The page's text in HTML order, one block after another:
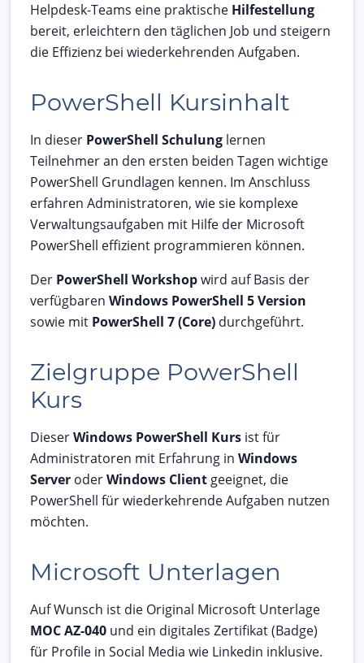
Helpdesk-Teams eine praktische Hilfestellung
bereit, erleichtern den täglichen Job und steigern
die Effizienz bei wiederkehrenden Aufgaben.
PowerShell Kursinhalt
In dieser PowerShell Schulung lernen
Teilnehmer an den ersten beiden Tagen wichtige
PowerShell Grundlagen kennen. Im Anschluss
erfahren Administratoren, wie sie komplexe
Verwaltungsaufgaben mit Hilfe der Microsoft
PowerShell effizient programmieren können.
Der PowerShell Workshopwird auf Basis der
verfügbaren Windows PowerShell 5 Version
sowie mit PowerShell 7 (Core) durchgeführt.
Zielgruppe PowerShell
Kurs
DieserWindows PowerShell Kurs ist für
Administratoren mit Erfahrung in Windows
Server oderWindows Client geeignet, die
PowerShell für wiederkehrende Aufgaben nutzen
möchten.
Microsoft Unterlagen
Auf Wunsch ist die Original Microsoft Unterlage
MOC AZ-040 und ein digitales Zertifikat (Badge)
für Profile in Social Media wie Linkedin inklusive.